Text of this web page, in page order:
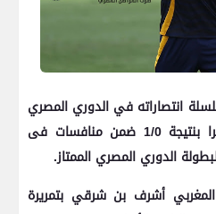
انتصاراته في الدوري المصري
بالفوز على سيراميكا كليوباترا بنتيجة 1/0 ضمن منافسات فى
الدوري المصري الممتاز.
المغربي أشرف بن شرقي بتمريرة